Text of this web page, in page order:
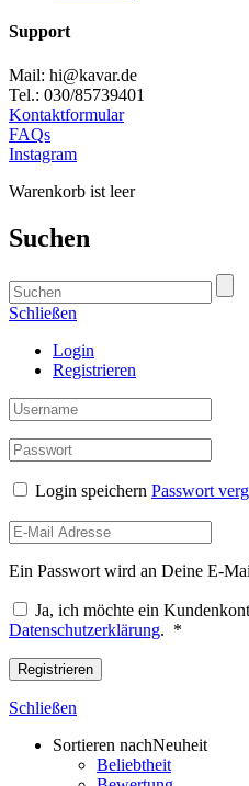
Support
Mail: hi@kavar.de
Tel.: 030/85739401
Kontaktformular
FAQs
Instagram
Warenkorb ist leer
Suchen
Schließen
Login
Registrieren
Login speichern Passwort
Ein Passwort wird an Deine E-
Ja, ich möchte ein
Datenschutzerklärung. *
Registrieren
Schließen
Sortieren nachNeuheit
Beliebtheit